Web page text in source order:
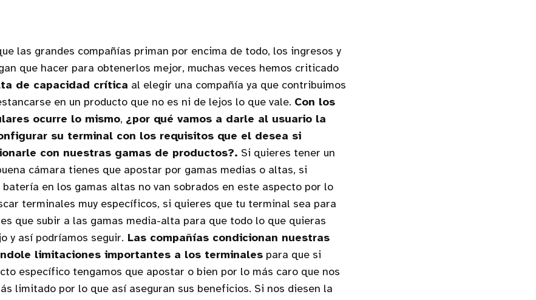
las grandes compañías priman por encima de todo, los ingresos y
que hacer para obtenerlos mejor, muchas veces hemos criticado
de capacidad crítica al elegir una compañía ya que contribuimos
en un producto que no es ni de lejos lo que vale. Con los
ocurre lo mismo, ¿por qué vamos a darle al usuario la
su terminal con los requisitos que el desea si
con nuestras gamas de productos?. Si quieres tener un
cámara tienes que apostar por gamas medias o altas, si
batería en los gamas altas no van sobrados en este aspecto por lo
terminales muy específicos, si quieres que tu terminal sea para
que subir a las gamas media-alta para que todo lo que quieras
y así podríamos seguir. Las compañías condicionan nuestras
limitaciones importantes a los terminales para que si
específico tengamos que apostar o bien por lo más caro que nos
limitado por lo que así aseguran sus beneficios. Si nos diesen la